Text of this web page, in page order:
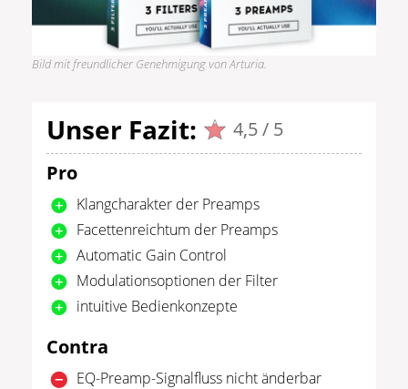
Bild mit freundlicher Genehmigung von Arturia.
Unser Fazit:
4,5 / 5
Pro
Klangcharakter der Preamps
Facettenreichtum der Preamps
Automatic Gain Control
Modulationsoptionen der Filter
intuitive Bedienkonzepte
Contra
EQ-Preamp-Signalfluss nicht änderbar